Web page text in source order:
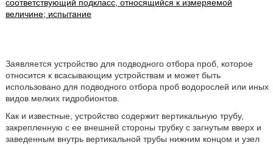
соответствующий подкласс, относящийся к измеряемой
величине; испытание
Заявляется устройство для подводного отбора проб, которое
относится к всасывающим устройствам и может быть
использовано для подводного отбора проб водорослей или иных
видов мелких гидробионтов.
Как и известные, устройство содержит вертикальную трубу,
закрепленную с ее внешней стороны трубку с загнутым вверх и
заведенным внутрь вертикальной трубы нижним концом и узел